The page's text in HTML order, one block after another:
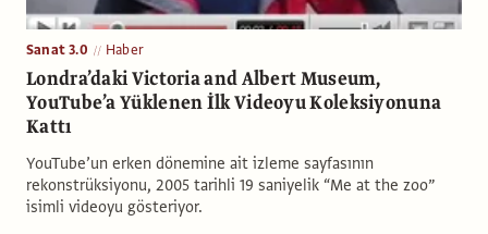
Sanat 3.0 Haber
Londra’daki Victoria and Albert Museum,
YouTube’a Yüklenen İlk Videoyu Koleksiyonuna
Kattı
YouTube’un erken dönemine ait izleme sayfasının
rekonstrüksiyonu, 2005 tarihli 19 saniyelik “Me at the zoo”
isimli videoyu gösteriyor.